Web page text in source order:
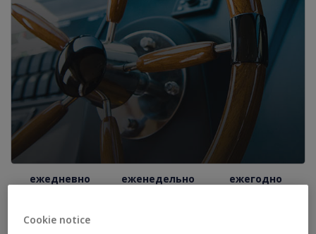
ежедневно еженедельно ежегодно
Cookie notice